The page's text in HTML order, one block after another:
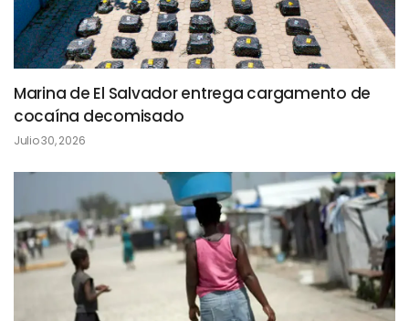
Marina de El Salvador entrega cargamento de
cocaína decomisado
Julio 30, 2026